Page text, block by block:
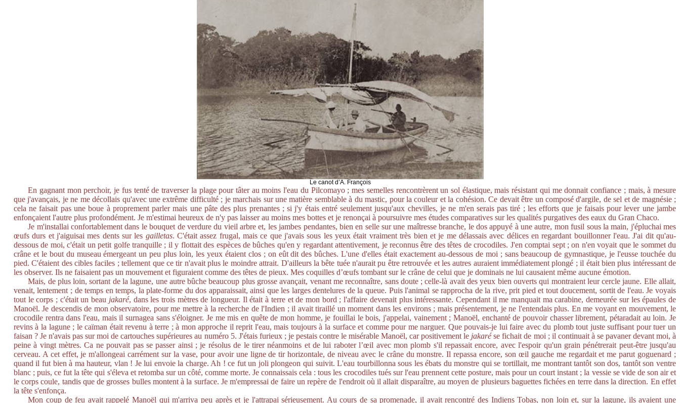
Le canot d’A. François
En gagnant mon perchoir, je fus tenté de traverser la plage pour tâter au moins l'eau du Pilcomayo ; mes semelles rencontrèrent un sol élastique, mais résistant qui me donnait confiance ; mais, à mesure
que j'avançais, je ne me décollais qu'avec une extrême difficulté ; je marchais sur une matière semblable à du mastic, pour la couleur et la cohésion. Ce devait être un composé d'argile, de sel et de magnésie ;
cela ne faisait pas une boue à proprement parler mais une pâte des plus prenantes ; si j'y étais entré seulement jusqu'aux chevilles, je ne m'en serais pas tiré ; les efforts que je faisais pour lever une jambe
enfonçaient l'autre plus profondément. Je m'estimai heureux de n'y pas laisser au moins mes bottes et je renonçai à poursuivre mes études comparatives sur les qualités purgatives des eaux du Gran Chaco.
Je m'installai confortablement dans le bouquet de verdure du vieil arbre et, les jambes pendantes, bien en selle sur une maîtresse branche, le dos appuyé à une autre, mon fusil sous la main, j'épluchai mes
œufs durs et j'aiguisai mes dents sur les gailletas. C'était assez frugal, mais ce que j'avais sous les yeux était vraiment très bien et je me délassais avec délices en regardant bouillonner l'eau. J'ai dit qu'au-
dessous de moi, c'était un petit golfe tranquille ; il y flottait des espèces de bûches qu'en y regardant attentivement, je reconnus être des têtes de crocodiles. J'en comptai sept ; on n'en voyait que le sommet du
crâne et le bout du museau émergeant un peu plus loin, les yeux étaient clos ; on eût dit des bûches. L'une d'elles était exactement au-dessous de moi ; sans beaucoup de gymnastique, je l'eusse touchée du
pied. C'étaient des cibles faciles ; tellement que ce tir n'avait plus le moindre attrait. D'ailleurs la bête tuée n'aurait pu être retrouvée et les autres auraient immédiatement plongé ; il était bien plus intéressant de
les observer. Ils ne faisaient pas un mouvement et figuraient comme des têtes de pieux. Mes coquilles d’œufs tombant sur le crâne de celui que je dominais ne lui causaient même aucune émotion.
Mais, de plus loin, sortant de la lagune, une autre bûche beaucoup plus grosse avançait, venant me reconnaître, sans doute ; celle-là avait des yeux bien ouverts qui montraient leur cercle jaune. Elle allait,
venait, lentement ; de temps en temps, la plate-forme du dos apparaissait, ainsi que les larges dentelures de la queue. Puis l'animal se rapprocha de la rive, prit pied et tout doucement, sortit de l'eau. Je voyais
tout le corps ; c'était un beau jakaré, dans les trois mètres de longueur. Il était à terre et de mon bord ; l'affaire devenait plus intéressante. Cependant il me manquait ma carabine, demeurée sur les épaules de
Manoël. Je descendis de mon observatoire, pour me mettre à la recherche de l'Indien ; il avait tiraillé un moment dans les environs ; mais présentement, je ne l'entendais plus. En me voyant en mouvement, le
crocodile rentra dans l'eau, mais il surnagea sans s'éloigner. Je me mis en quête de mon homme, je fouillai le bois, j'appelai, vainement ; Manoël, enchanté de pouvoir chasser librement, pétaradait au loin. Je
revins à la lagune ; le caïman était revenu à terre ; à mon approche il reprit l'eau, mais toujours à la surface et comme pour me narguer. Que pouvais-je lui faire avec du plomb tout juste suffisant pour tuer un
faisan ? Je n'avais pas sur moi de cartouches supérieures au numéro 5. J'étais furieux ; je pestais contre le misérable Manoël, car positivement le jakarése fichait de moi ; il continuait à se pavaner devant moi, à
peine à vingt mètres. Ca ne pouvait pas se passer ainsi ; je résolus de le tirer néanmoins et de lui raboter l’œil avec mon plomb s'il repassait encore, avec l'espoir qu'un grain pénétrerait peut-être jusqu'au
cerveau. A cet effet, je m'allongeai carrément sur la vase, pour avoir une ligne de tir horizontale, de niveau avec le crâne du monstre. Il repassa encore, son œil gauche me regardait et me parut goguenard ;
quand il fut bien à ma hauteur, vlan ! Je lui envoie la charge. Ah ! ce fut un joli plongeon qui suivit. L'eau tourbillonna sous les ébats du monstre qui se tortillait, me montrant tantôt son dos, tantôt son ventre
blanc ; puis, ce fut la tête qui s'éleva et retomba sur un côté, comme morte. Je connaissais cela : tous les crocodiles tués sur l'eau prennent cette posture, mais pour un court instant ; la vessie se vide de son air et
le corps coule, tandis que de grosses bulles montent à la surface. Je m'empressai de faire un repère de l'endroit où il allait disparaître, au moyen de plusieurs baguettes fichées en terre dans la direction. En effet
la tête s'enfonça.
Mon coup de feu avait rappelé Manoël qui m'arriva peu après et je l'attrapai sérieusement. Au cours de sa promenade, il avait rencontré des Indiens Tobas, non loin et, sur la lagune, ils avaient une